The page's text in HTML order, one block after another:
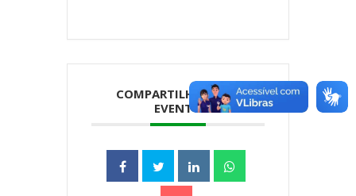
COMPARTILHAR ESTE
EVENTO